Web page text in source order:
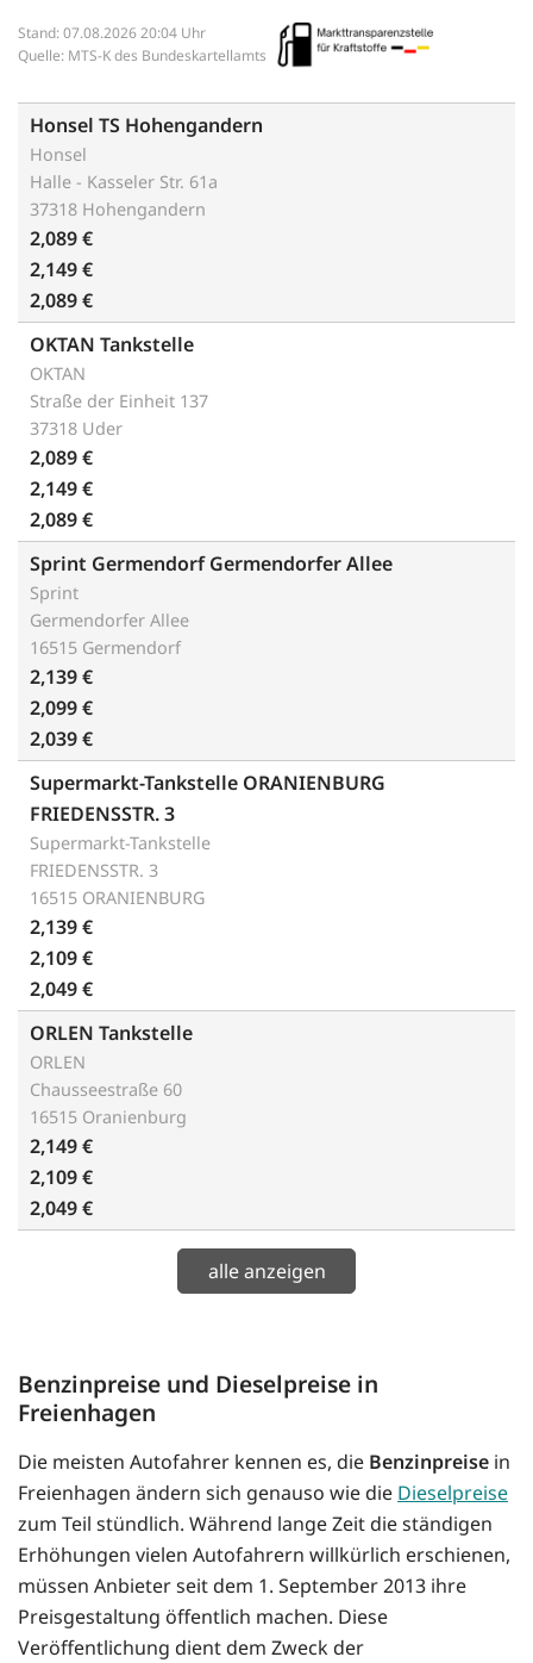
Stand: 07.08.2026 20:04 Uhr
Quelle: MTS-K des Bundeskartellamts
Honsel TS Hohengandern
Honsel
Halle - Kasseler Str. 61a
37318 Hohengandern
2,089 €
2,149 €
2,089 €
OKTAN Tankstelle
OKTAN
Straße der Einheit 137
37318 Uder
2,089 €
2,149 €
2,089 €
Sprint Germendorf Germendorfer Allee
Sprint
Germendorfer Allee
16515 Germendorf
2,139 €
2,099 €
2,039 €
Supermarkt-Tankstelle ORANIENBURG
FRIEDENSSTR. 3
Supermarkt-Tankstelle
FRIEDENSSTR. 3
16515 ORANIENBURG
2,139 €
2,109 €
2,049 €
ORLEN Tankstelle
ORLEN
Chausseestraße 60
16515 Oranienburg
2,149 €
2,109 €
2,049 €
alle anzeigen
Benzinpreise und Dieselpreise in
Freienhagen
Die meisten Autofahrer kennen es, die Benzinpreise in
Freienhagen ändern sich genauso wie die Dieselpreise
zum Teil stündlich. Während lange Zeit die ständigen
Erhöhungen vielen Autofahrern willkürlich erschienen,
müssen Anbieter seit dem 1. September 2013 ihre
Preisgestaltung öffentlich machen. Diese
Veröffentlichung dient dem Zweck der